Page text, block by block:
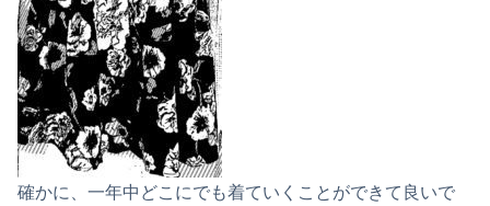
確かに、一年中どこにでも着ていくことができて良いで